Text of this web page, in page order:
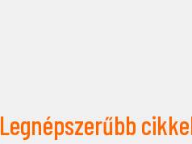
Legnépszerűbb